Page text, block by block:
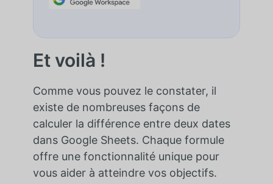
Et voilà !
Comme vous pouvez le constater, il
existe de nombreuses façons de
calculer la différence entre deux dates
dans Google Sheets. Chaque formule
offre une fonctionnalité unique pour
vous aider à atteindre vos objectifs.